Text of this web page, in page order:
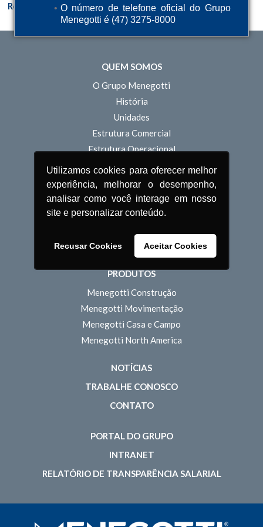
O número de telefone oficial do Grupo
Menegotti é (47) 3275-8000
Utilizamos cookies para oferecer melhor
experiência, melhorar o desempenho,
analisar como você interage em nosso
site e personalizar conteúdo.
Recusar Cookies Aceitar Cookies
Regua Vibratoria Niveladora
MCD 1,8m
Régua Vibratória MRN
QUEM SOMOS
O Grupo Menegotti
História
Unidades
Estrutura Comercial
Estrutura Operacional
Inovação
Sustentabilidade
Pessoas
TERMOS DE USO
PRODUTOS
Menegotti Construção
Menegotti Movimentação
Menegotti Casa e Campo
Menegotti North America
NOTÍCIAS
TRABALHE CONOSCO
CONTATO
PORTAL DO GRUPO
INTRANET
RELATÓRIO DE TRANSPARÊNCIA SALARIAL